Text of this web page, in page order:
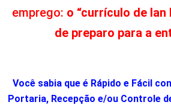
emprego: o “currículo de lan
de preparo para a
Você sabia que é Rápido e Fácil
Portaria, Recepção e/ou Controle